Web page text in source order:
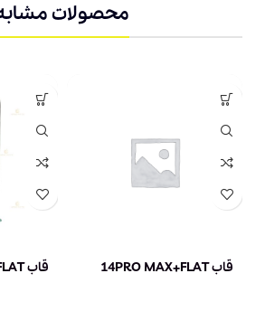
محصولات
قاب 14PRO MAX+FLAT قاب 13PRO+FLAT